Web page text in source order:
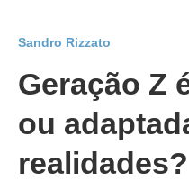
Sandro Rizzato
Geração Z
ou
realidades?